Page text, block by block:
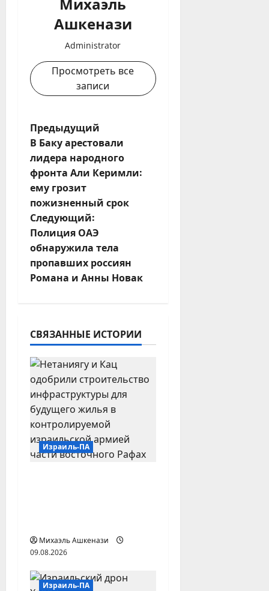
Ашкенази
Administrator
Просмотреть все
записи
Н
а
в
и
г
а
ц
я
з
а
п
и
с
Предыдущий
В Баку арестовали
лидера народного
фронта Али Керимли:
ему грозит
пожизненный срок
Следующий:
Полиция ОАЭ
обнаружила тела
пропавших россиян
Романа и Анны Новак
СВЯЗАННЫЕ ИСТОРИИ
Израиль-ПА
Михаэль Ашкенази
09.08.2026
Израиль-ПА